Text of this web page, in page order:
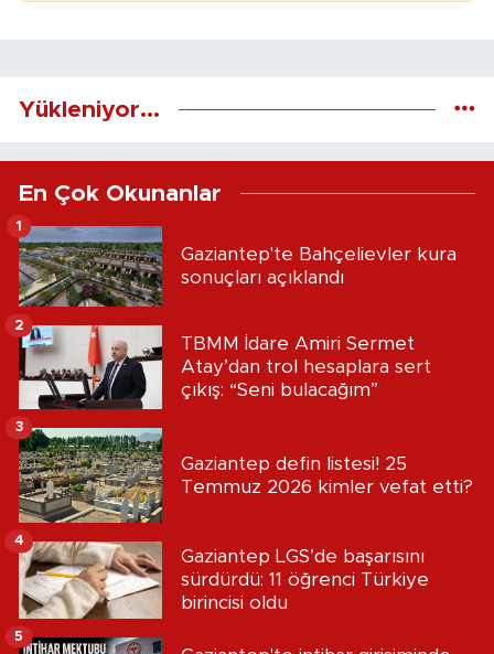
Yükleniyor...
En Çok Okunanlar
Gaziantep'te Bahçelievler kura
sonuçları açıklandı
1
TBMM İdare Amiri Sermet
Atay’dan trol hesaplara sert
çıkış: “Seni bulacağım”
2
Gaziantep defin listesi! 25
Temmuz 2026 kimler vefat etti?
3
Gaziantep LGS’de başarısını
sürdürdü: 11 öğrenci Türkiye
birincisi oldu
4
5